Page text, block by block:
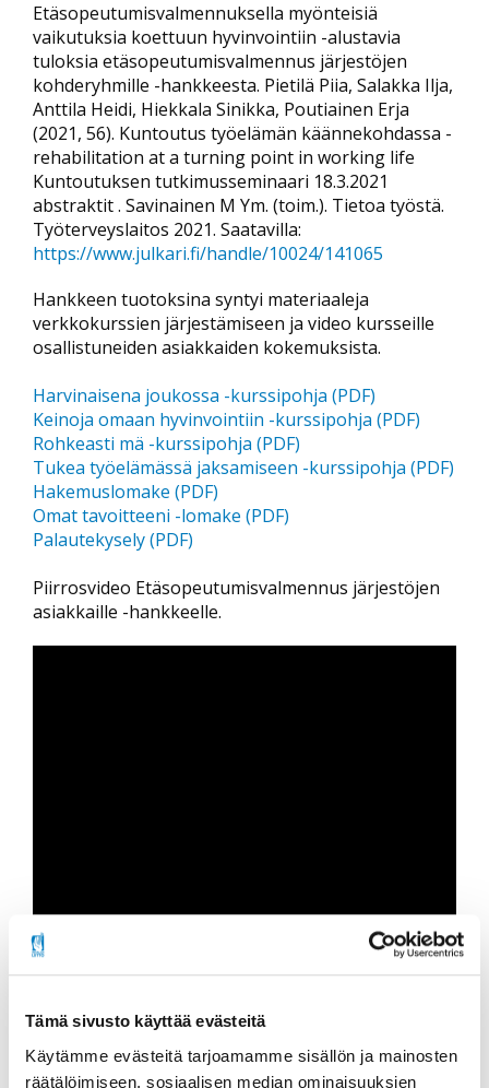
Tämä sivusto käyttää evästeitä
Käytämme evästeitä tarjoamamme sisällön ja mainosten
räätälöimiseen, sosiaalisen median ominaisuuksien
Etäsopeutumisvalmennuksella myönteisiä
vaikutuksia koettuun hyvinvointiin -alustavia
tuloksia etäsopeutumisvalmennus järjestöjen
kohderyhmille -hankkeesta. Pietilä Piia, Salakka Ilja,
Anttila Heidi, Hiekkala Sinikka, Poutiainen Erja
(2021, 56). Kuntoutus työelämän käännekohdassa -
rehabilitation at a turning point in working life
Kuntoutuksen tutkimusseminaari 18.3.2021
abstraktit . Savinainen M Ym. (toim.). Tietoa työstä.
Työterveyslaitos 2021. Saatavilla:
https://www.julkari.fi/handle/10024/141065
Hankkeen tuotoksina syntyi materiaaleja
verkkokurssien järjestämiseen ja video kursseille
osallistuneiden asiakkaiden kokemuksista.
Harvinaisena joukossa -kurssipohja (PDF)
Keinoja omaan hyvinvointiin -kurssipohja (PDF)
Rohkeasti mä -kurssipohja (PDF)
Tukea työelämässä jaksamiseen -kurssipohja (PDF)
Hakemuslomake (PDF)
Omat tavoitteeni -lomake (PDF)
Palautekysely (PDF)
Piirrosvideo Etäsopeutumisvalmennus järjestöjen
asiakkaille -hankkeelle.
Rahoitus
STEA